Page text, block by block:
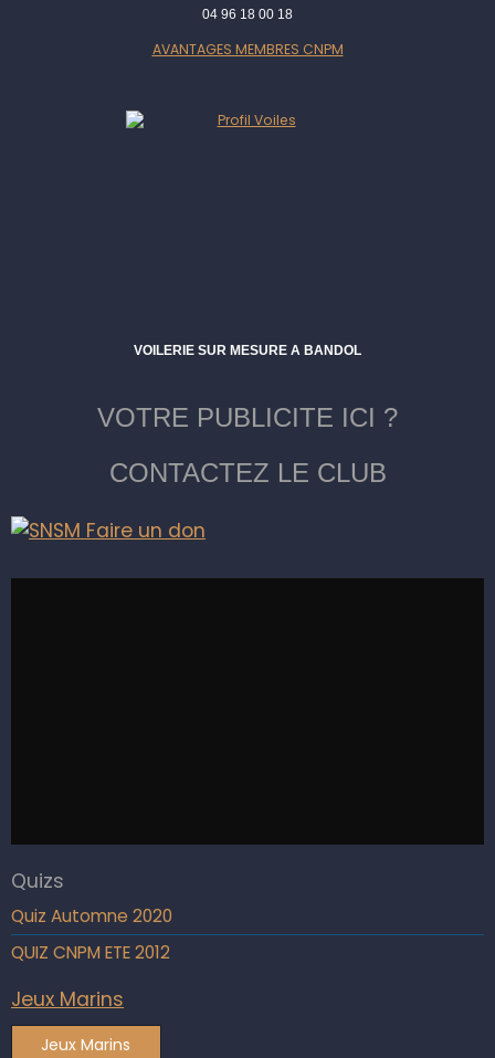
04 96 18 00 18
AVANTAGES MEMBRES CNPM
VOILERIE SUR MESURE A BANDOL
VOTRE PUBLICITE ICI ?
CONTACTEZ LE CLUB
Quizs
Quiz Automne 2020
QUIZ CNPM ETE 2012
Jeux Marins
Jeux Marins